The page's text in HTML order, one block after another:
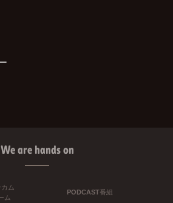
We are hands on
ム
ム
PODCAST番組